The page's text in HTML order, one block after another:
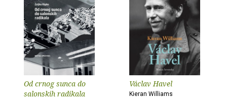
Od crnog sunca do
salonskih radikala
Václav Havel
Kieran Williams